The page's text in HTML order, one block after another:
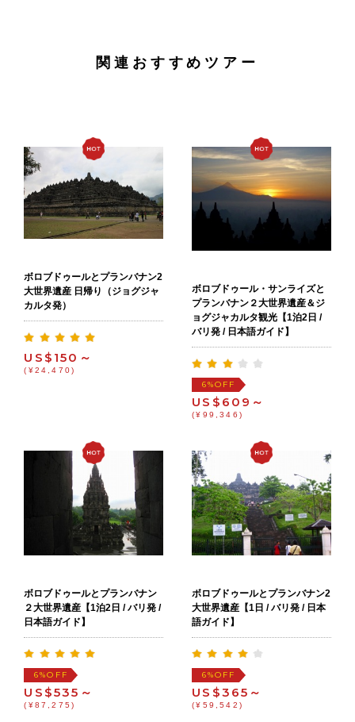
関連おすすめツアー
ボロブドゥールとプランバナン2
大世界遺産 日帰り（ジョグジャ
カルタ発）
US$150～
(¥24,470)
ボロブドゥール・サンライズと
プランバナン２大世界遺産＆ジ
ョグジャカルタ観光【1泊2日 /
バリ発 / 日本語ガイド】
6%OFF
US$609～
(¥99,346)
ボロブドゥールとプランバナン
２大世界遺産【1泊2日 / バリ発 /
日本語ガイド】
6%OFF
US$535～
(¥87,275)
ボロブドゥールとプランバナン2
大世界遺産【1日 / バリ発 / 日本
語ガイド】
6%OFF
US$365～
(¥59,542)